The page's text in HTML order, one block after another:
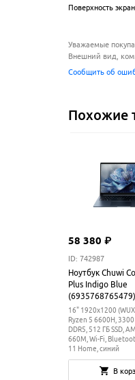
Поверхность
Уважаемые
Внешний вид,
Сообщить об
Похожие
58 380 ₽
ID: 742987
Ноутбук Chuwi
Plus Indigo Blue
(6935768765479)
16" 1920x1200
Ryzen 5 6600H,
DDR5, 512 ГБ SSD,
660M, Wi-Fi,
11 Home, синий
В